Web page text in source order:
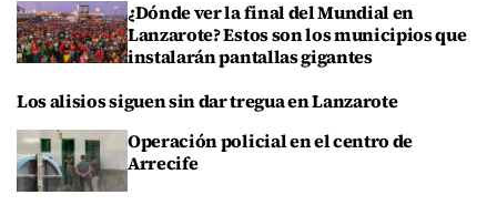
¿Dónde ver la final del Mundial en
Lanzarote? Estos son los municipios que
instalarán pantallas gigantes
Los alisios siguen sin dar tregua en Lanzarote
Operación policial en el centro de
Arrecife